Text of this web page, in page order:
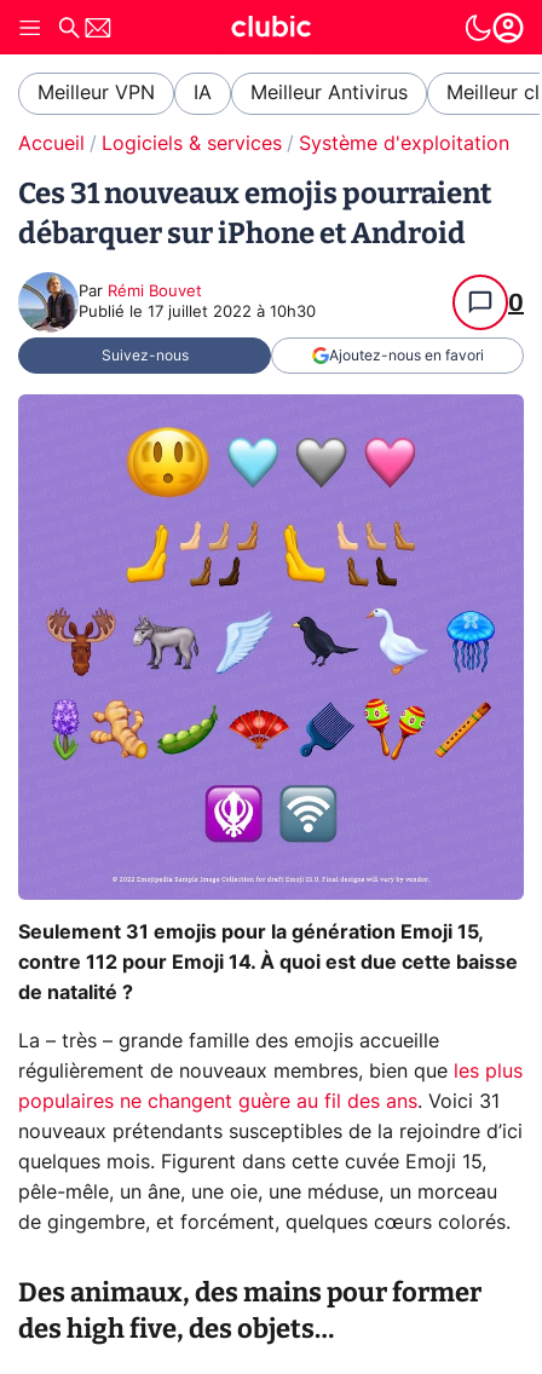
Meilleur VPN IA Meilleur Antivirus Meilleur
Accueil Logiciels & services Système d'exploitation
Ces 31 nouveaux emojis pourraient
débarquer sur iPhone et Android
Par Rémi Bouvet
Publié le 17 juillet 2022 à 10h30 0
Suivez-nous Ajoutez-nous en favori
Seulement 31 emojis pour la génération Emoji 15,
contre 112 pour Emoji 14. À quoi est due cette baisse
de natalité ?
La – très – grande famille des emojis accueille
régulièrement de nouveaux membres, bien que les plus
populaires ne changent guère au fil des ans. Voici 31
nouveaux prétendants susceptibles de la rejoindre d’ici
quelques mois. Figurent dans cette cuvée Emoji 15,
pêle-mêle, un âne, une oie, une méduse, un morceau
de gingembre, et forcément, quelques cœurs colorés.
Des animaux, des mains pour former
des high five, des objets…